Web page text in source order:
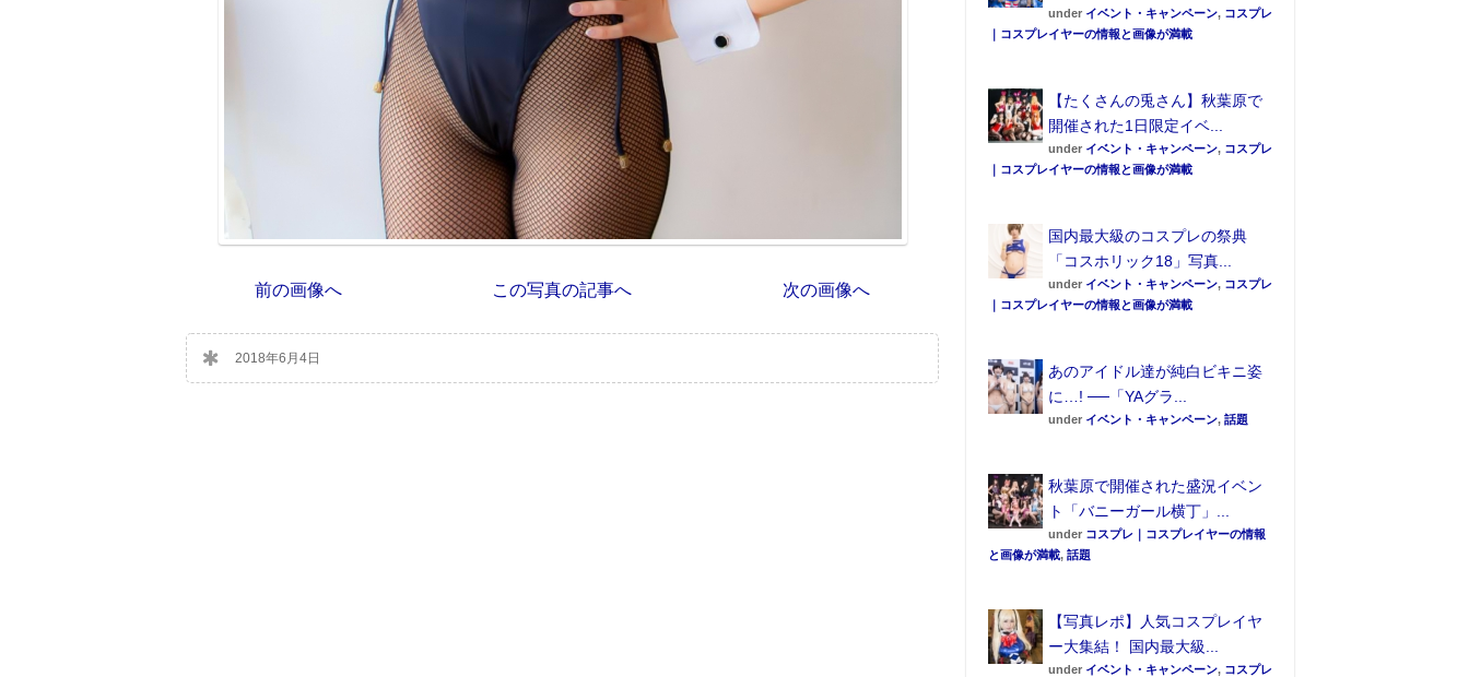
前の画像へ この写真の記事へ 次の画像へ
2018年6月4日
under イベント・キャンペーン, コスプレ
｜コスプレイヤーの情報と画像が満載
【たくさんの兎さん】秋葉原で
開催された1日限定イベ...
under イベント・キャンペーン, コスプレ
｜コスプレイヤーの情報と画像が満載
国内最大級のコスプレの祭典
「コスホリック18」写真...
under イベント・キャンペーン, コスプレ
｜コスプレイヤーの情報と画像が満載
あのアイドル達が純白ビキニ姿
に…! ──「YAグラ...
under イベント・キャンペーン, 話題
秋葉原で開催された盛況イベン
ト「バニーガール横丁」...
under コスプレ｜コスプレイヤーの情報
と画像が満載, 話題
【写真レポ】人気コスプレイヤ
ー大集結！ 国内最大級...
under イベント・キャンペーン, コスプレ